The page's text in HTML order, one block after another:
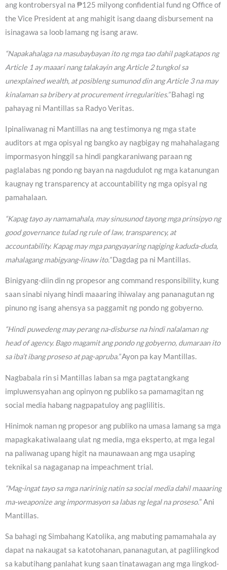
ang kontrobersyal na ₱125 milyong confidential fund ng Office of
the Vice President at ang mahigit isang daang disbursement na
isinagawa sa loob lamang ng isang araw.
“Napakahalaga na masubaybayan ito ng mga tao dahil pagkatapos ng
Article 1 ay maaari nang talakayin ang Article 2 tungkol sa
unexplained wealth, at posibleng sumunod din ang Article 3 na may
kinalaman sa bribery at procurement irregularities.”Bahagi ng
pahayag ni Mantillas sa Radyo Veritas.
Ipinaliwanag ni Mantillas na ang testimonya ng mga state
auditors at mga opisyal ng bangko ay nagbigay ng mahahalagang
impormasyon hinggil sa hindi pangkaraniwang paraan ng
paglalabas ng pondo ng bayan na nagdudulot ng mga katanungan
kaugnay ng transparency at accountability ng mga opisyal ng
pamahalaan.
“Kapag tayo ay namamahala, may sinusunod tayong mga prinsipyo ng
good governance tulad ng rule of law, transparency, at
accountability. Kapag may mga pangyayaring nagiging kaduda-duda,
mahalagang mabigyang-linaw ito.”Dagdag pa ni Mantillas.
Binigyang-diin din ng propesor ang command responsibility, kung
saan sinabi niyang hindi maaaring ihiwalay ang pananagutan ng
pinuno ng isang ahensya sa paggamit ng pondo ng gobyerno.
“Hindi puwedeng may perang na-disburse na hindi nalalaman ng
head of agency. Bago magamit ang pondo ng gobyerno, dumaraan ito
sa iba’t ibang proseso at pag-apruba.”Ayon pa kay Mantillas.
Nagbabala rin si Mantillas laban sa mga pagtatangkang
impluwensyahan ang opinyon ng publiko sa pamamagitan ng
social media habang nagpapatuloy ang paglilitis.
Hinimok naman ng propesor ang publiko na umasa lamang sa mga
mapagkakatiwalaang ulat ng media, mga eksperto, at mga legal
na paliwanag upang higit na maunawaan ang mga usaping
teknikal sa nagaganap na impeachment trial.
“Mag-ingat tayo sa mga naririnig natin sa social media dahil maaaring
ma-weaponize ang impormasyon sa labas ng legal na proseso.” Ani
Mantillas.
Sa bahagi ng Simbahang Katolika, ang mabuting pamamahala ay
dapat na nakaugat sa katotohanan, pananagutan, at paglilingkod
sa kabutihang panlahat kung saan tinatawagan ang mga lingkod-